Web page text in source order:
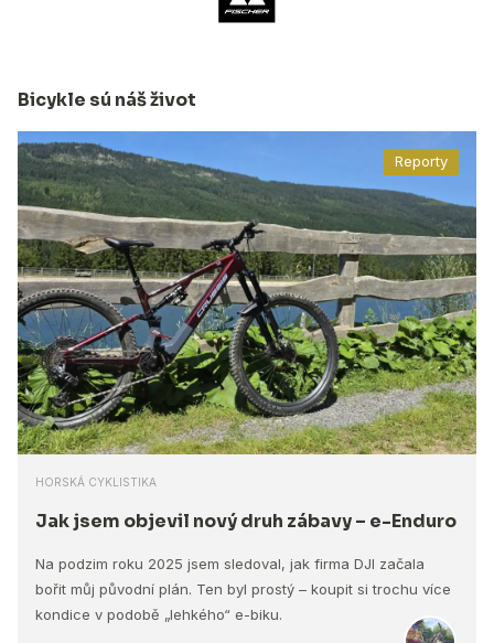
Bicykle sú náš život
Reporty
HORSKÁ CYKLISTIKA
Jak jsem objevil nový druh zábavy – e-Enduro
Na podzim roku 2025 jsem sledoval, jak firma DJI začala
bořit můj původní plán. Ten byl prostý – koupit si trochu více
kondice v podobě „lehkého“ e-biku.